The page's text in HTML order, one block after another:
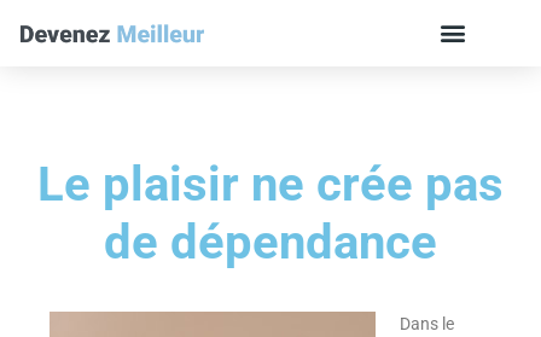
Le plaisir ne crée pas
de dépendance
Dans le